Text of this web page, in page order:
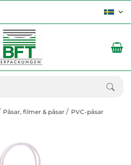
Påsar, filmer & påsar
PVC-påsar